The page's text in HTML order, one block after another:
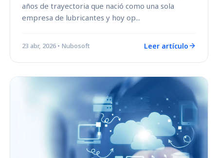
años de trayectoria que nació como una sola
empresa de lubricantes y hoy op...
23 abr, 2026 • Nubosoft Leer artículo